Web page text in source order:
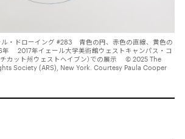
ル・ドローイング #283 青色の円、赤色の直線、黄色の
年 2017年イェール大学美術館ウェストキャンパス・コ
チカット州ウェストヘイブン）での展示 © 2025 The
Society (ARS), New York. Courtesy Paula Cooper